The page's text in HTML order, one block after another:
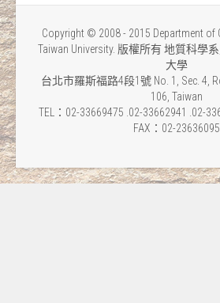
Copyright © 2008 - 2015 Department of
Taiwan University. 版權所有 地質科學
大學
台北市羅斯福路4段1號 No. 1, Sec. 4,
106, Taiwan
TEL：02-33669475 .02-33662941 .02-
FAX：02-23636095